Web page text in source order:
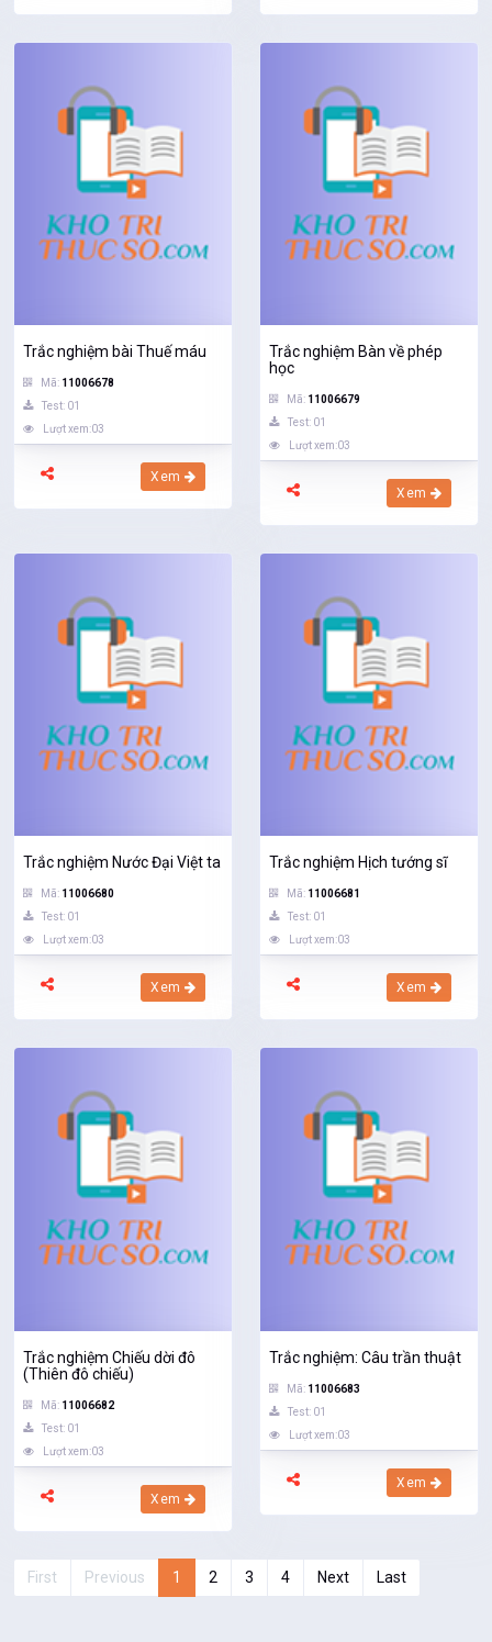
Trắc nghiệm bài Thuế máu
Mã: 11006678
Test: 01
Lượt xem:03
Xem
Trắc nghiệm Bàn về phép
học
Mã: 11006679
Test: 01
Lượt xem:03
Xem
Trắc nghiệm Nước Đại Việt ta
Mã: 11006680
Test: 01
Lượt xem:03
Xem
Trắc nghiệm Hịch tướng sĩ
Mã: 11006681
Test: 01
Lượt xem:03
Xem
Trắc nghiệm Chiếu dời đô
(Thiên đô chiếu)
Mã: 11006682
Test: 01
Lượt xem:03
Xem
Trắc nghiệm: Câu trần thuật
Mã: 11006683
Test: 01
Lượt xem:03
Xem
First Previous 1 2 3 4 Next Last